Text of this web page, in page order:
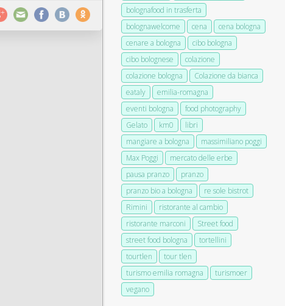
bolognafood in trasferta
bolognawelcome
cena
cena bologna
cenare a bologna
cibo bologna
cibo bolognese
colazione
colazione bologna
Colazione da bianca
eataly
emilia-romagna
eventi bologna
food photography
Gelato
km0
libri
mangiare a bologna
massimiliano poggi
Max Poggi
mercato delle erbe
pausa pranzo
pranzo
pranzo bio a bologna
re sole bistrot
Rimini
ristorante al cambio
ristorante marconi
Street food
street food bologna
tortellini
tourtlen
tour tlen
turismo emilia romagna
turismoer
vegano